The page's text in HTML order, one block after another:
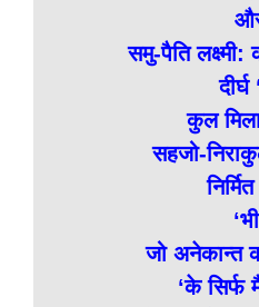
समु-पैति लक्ष्मी:
दीर्घ
कुल
सहजो-
जो अनेकान्त
‘के सिर्फ